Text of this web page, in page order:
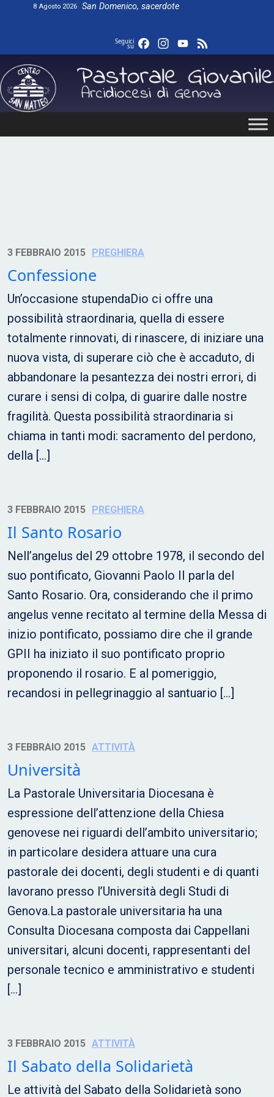
8 Agosto 2026 San Domenico, sacerdote
Seguici
su FacebookInstagram
YouTube
3 FEBBRAIO 2015 PREGHIERA
Confessione
Un’occasione stupendaDio ci offre una
possibilità straordinaria, quella di essere
totalmente rinnovati, di rinascere, di iniziare una
nuova vista, di superare ciò che è accaduto, di
abbandonare la pesantezza dei nostri errori, di
curare i sensi di colpa, di guarire dalle nostre
fragilità. Questa possibilità straordinaria si
chiama in tanti modi: sacramento del perdono,
della […]
3 FEBBRAIO 2015 PREGHIERA
Il Santo Rosario
Nell’angelus del 29 ottobre 1978, il secondo del
suo pontificato, Giovanni Paolo II parla del
Santo Rosario. Ora, considerando che il primo
angelus venne recitato al termine della Messa di
inizio pontificato, possiamo dire che il grande
GPII ha iniziato il suo pontificato proprio
proponendo il rosario. E al pomeriggio,
recandosi in pellegrinaggio al santuario […]
3 FEBBRAIO 2015 ATTIVITÀ
Università
La Pastorale Universitaria Diocesana è
espressione dell’attenzione della Chiesa
genovese nei riguardi dell’ambito universitario;
in particolare desidera attuare una cura
pastorale dei docenti, degli studenti e di quanti
lavorano presso l’Università degli Studi di
Genova.La pastorale universitaria ha una
Consulta Diocesana composta dai Cappellani
universitari, alcuni docenti, rappresentanti del
personale tecnico e amministrativo e studenti
[…]
3 FEBBRAIO 2015 ATTIVITÀ
Il Sabato della Solidarietà
Le attività del Sabato della Solidarietà sono